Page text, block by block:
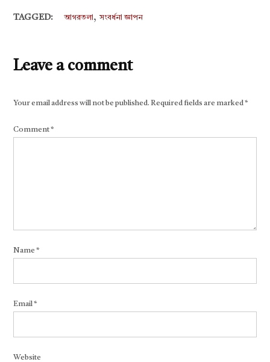
TAGGED: আগরতলা ,সংবর্ধনা জ্ঞাপন
Leave a comment
Your email address will not be published. Required fields are marked*
Comment*
Name*
Email*
Website